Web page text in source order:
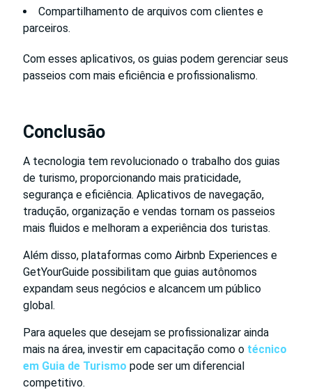
Compartilhamento de arquivos com clientes e
parceiros.
Com esses aplicativos, os guias podem gerenciar seus
passeios com mais eficiência e profissionalismo.
Conclusão
A tecnologia tem revolucionado o trabalho dos guias
de turismo, proporcionando mais praticidade,
segurança e eficiência. Aplicativos de navegação,
tradução, organização e vendas tornam os passeios
mais fluidos e melhoram a experiência dos turistas.
Além disso, plataformas como Airbnb Experiences e
GetYourGuide possibilitam que guias autônomos
expandam seus negócios e alcancem um público
global.
Para aqueles que desejam se profissionalizar ainda
mais na área, investir em capacitação como o técnico
em Guia de Turismo pode ser um diferencial
competitivo.